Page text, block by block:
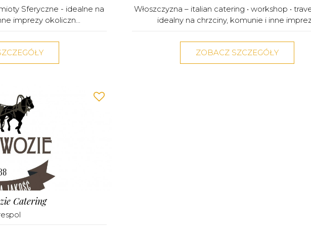
Sferyczne - idealne na
imprezy okoliczn...
Włoszczyzna – italian catering • workshop •
idealny na chrzciny, komunie i inne
ZOBACZ SZCZEGÓŁY
Catering